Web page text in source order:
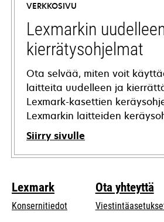
new
tab
VERKKOSIVU
Lexmarkin
kierrätysohjelmat
Ota selvää, miten voit
laitteita uudelleen ja
Lexmark-kasettien
Lexmarkin laitteiden
Siirry sivulle
Lexmark
Konsernitiedot
Ota yhteyttä